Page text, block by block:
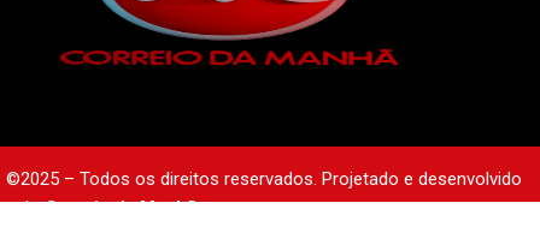
©2025 – Todos os direitos reservados. Projetado e desenvolvido
peloCorreio da Manhã.